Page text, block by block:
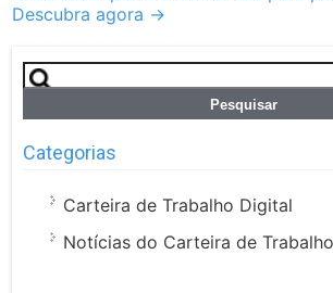
Descubra agora →
Pesquisar
por:
Categorias
Carteira de Trabalho Digital
Notícias do Carteira de